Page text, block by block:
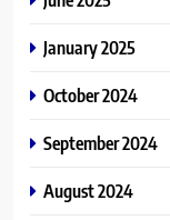
January 2025
October 2024
September 2024
August 2024